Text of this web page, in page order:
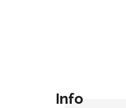
Info